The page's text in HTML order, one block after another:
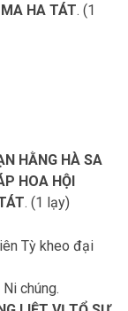
HA TÁT. (1
HẰNG HÀ SA
HOA HỘI
. (1 lạy)
Tỳ kheo đại
chúng.